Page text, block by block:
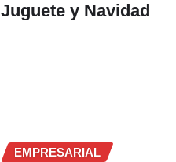
Juguete y Navidad
EMPRESARIAL